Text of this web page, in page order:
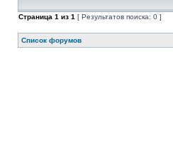
Страница 1 из 1 [ Результатов поиска: 0 ]
Список форумов